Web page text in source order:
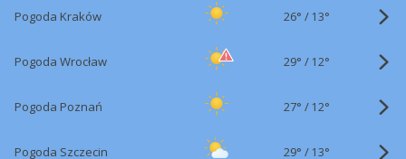
Pogoda Kraków 26° / 13°
Pogoda Wrocław 29° / 12°
Pogoda Poznań 27° / 12°
Pogoda Szczecin 29° / 13°